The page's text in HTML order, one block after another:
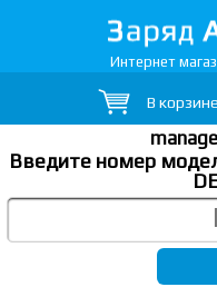
Интернет
В корзине
Введите номер